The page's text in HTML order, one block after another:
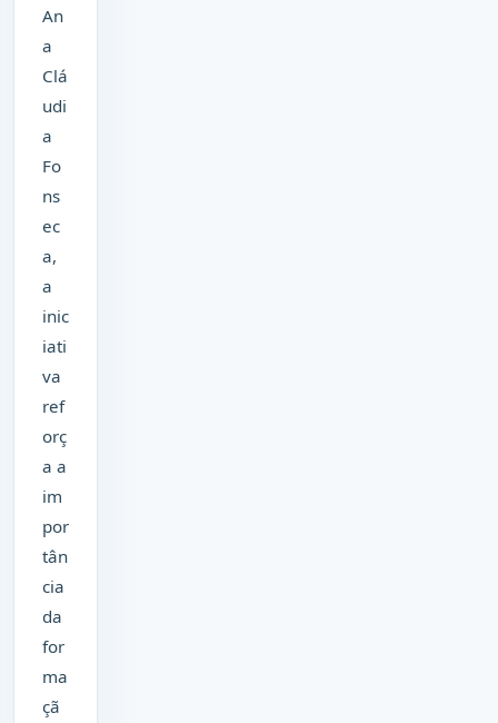
An
a
Clá
udi
a
Fo
ns
ec
a,
a
inic
iati
va
ref
orç
a a
im
por
tân
cia
da
for
ma
çã